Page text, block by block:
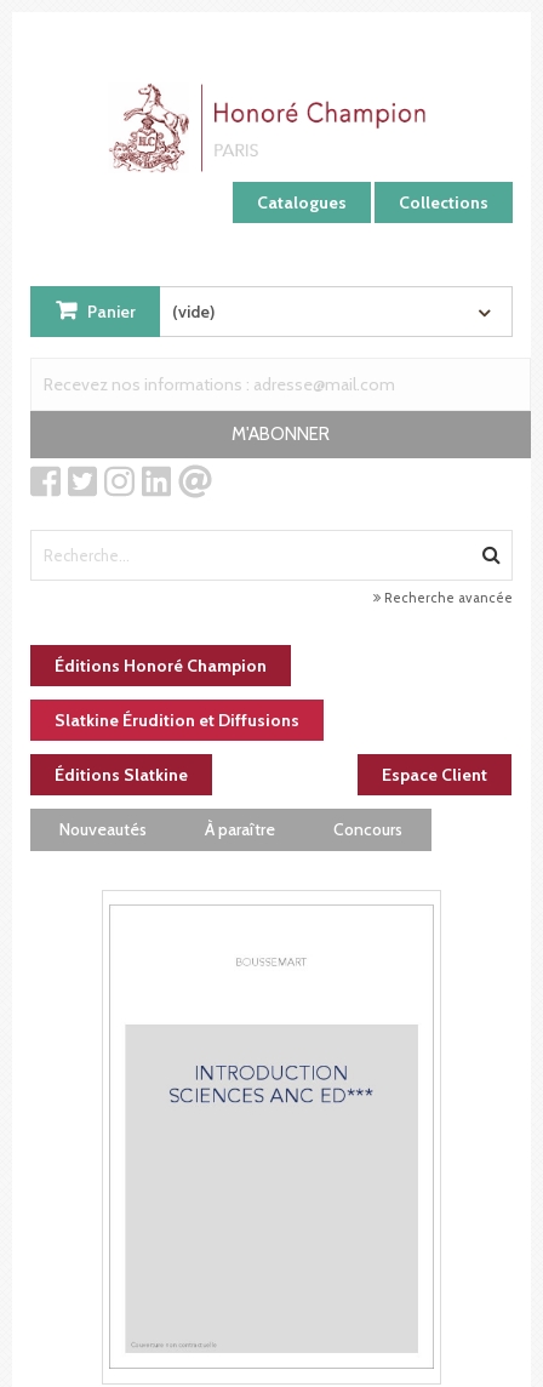
Catalogues Collections
Panier (vide)
M'ABONNER
Recherche avancée
Éditions Honoré Champion
Slatkine Érudition et Diffusions
Éditions Slatkine Espace Client
Nouveautés À paraître Concours